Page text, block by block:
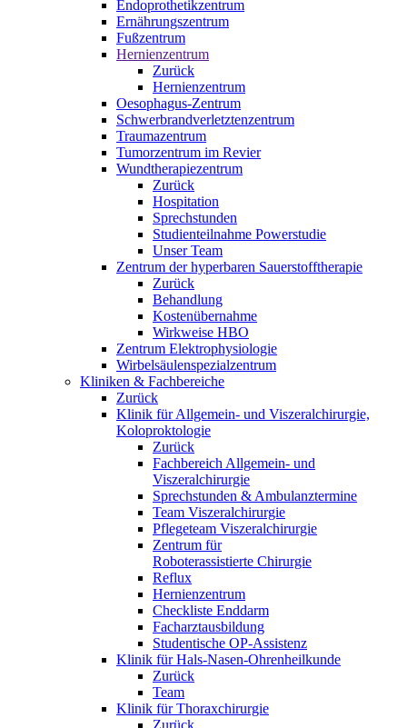
Endoprothetikzentrum
Ernährungszentrum
Fußzentrum
Hernienzentrum
Zurück
Hernienzentrum
Oesophagus-Zentrum
Schwerbrandverletztenzentrum
Traumazentrum
Tumorzentrum im Revier
Wundtherapiezentrum
Zurück
Hospitation
Sprechstunden
Studienteilnahme Powerstudie
Unser Team
Zentrum der hyperbaren Sauerstofftherapie
Zurück
Behandlung
Kostenübernahme
Wirkweise HBO
Zentrum Elektrophysiologie
Wirbelsäulenspezialzentrum
Kliniken & Fachbereiche
Zurück
Klinik für Allgemein- und Viszeralchirurgie,
Koloproktologie
Zurück
Fachbereich Allgemein- und
Viszeralchirurgie
Sprechstunden & Ambulanztermine
Team Viszeralchirurgie
Pflegeteam Viszeralchirurgie
Zentrum für
Roboterassistierte Chirurgie
Reflux
Hernienzentrum
Checkliste Enddarm
Facharztausbildung
Studentische OP-Assistenz
Klinik für Hals-Nasen-Ohrenheilkunde
Zurück
Team
Klinik für Thoraxchirurgie
Zurück